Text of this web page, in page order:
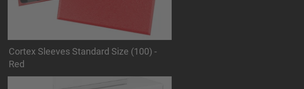
Cortex Sleeves Standard Size (100) -
Red